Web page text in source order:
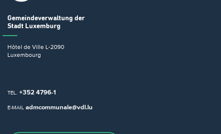
Gemeindeverwaltung der
Stadt Luxemburg
Hôtel de Ville L-2090
Luxembourg
TEL. +352 4796-1
E-MAIL admcommunale@vdl.lu